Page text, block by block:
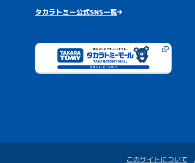
タカラトミー公式SNS一覧
このサイトについて